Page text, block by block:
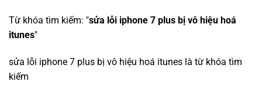
Từ khóa tìm kiếm: "sửa lỗi iphone 7 plus bị vô hiệu hoá
itunes"
sửa lỗi iphone 7 plus bị vô hiệu hoá itunes là từ khóa tìm
kiếm